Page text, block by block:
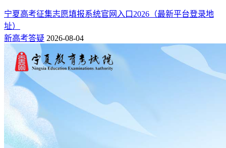
宁夏高考征集志愿填报系统官网入口2026（最新平台登录地
址）
新高考答疑 2026-08-04